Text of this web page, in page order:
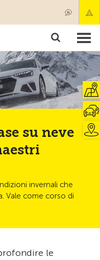
su neve
invernali che
Vale come corso di
le